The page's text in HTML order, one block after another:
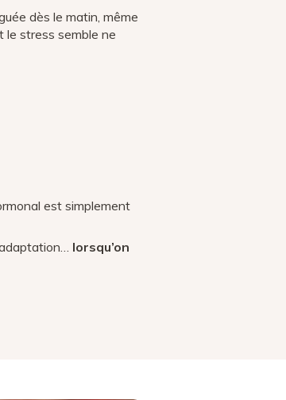
dès le matin, même
le stress semble ne
est simplement
lorsqu’on